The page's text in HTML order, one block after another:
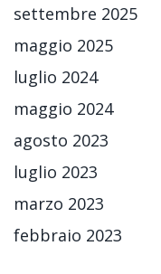
settembre 2025
maggio 2025
luglio 2024
maggio 2024
agosto 2023
luglio 2023
marzo 2023
febbraio 2023